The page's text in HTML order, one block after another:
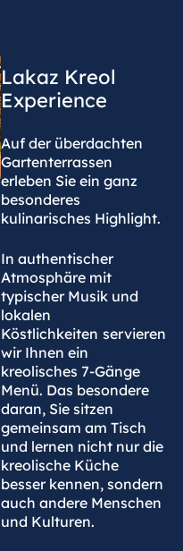
Lakaz Kreol
Experience
Auf der überdachten
Gartenterrassen
erleben Sie ein ganz
besonderes
kulinarisches Highlight.
In authentischer
Atmosphäre mit
typischer Musik und
lokalen
Köstlichkeiten servieren
wir Ihnen ein
kreolisches 7-Gänge
Menü. Das besondere
daran, Sie sitzen
gemeinsam am Tisch
und lernen nicht nur die
kreolische Küche
besser kennen, sondern
auch andere Menschen
und Kulturen.